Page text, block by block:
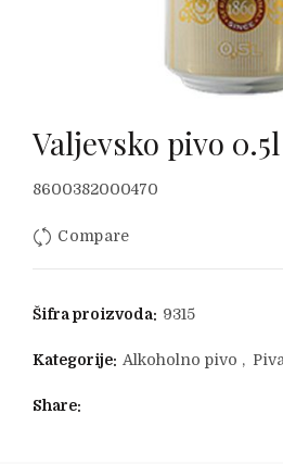
Valjevsko pivo 0.5l
8600382000470
Compare
Šifra proizvoda: 9315
Kategorije: Alkoholno pivo , Piva
Share